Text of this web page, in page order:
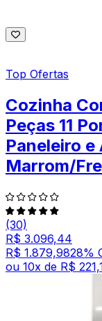
Top Ofertas
Cozinha
Peças 11
Paneleiro e
Marrom/
(30)
R$ 3.096,44
R$ 1.879,9828%
ou 10x de R$